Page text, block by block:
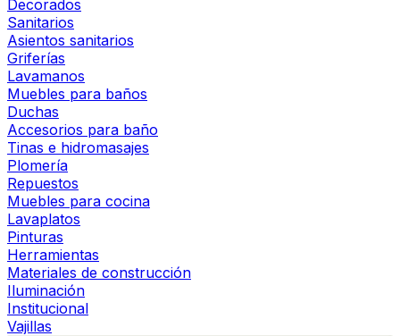
Decorados
Sanitarios
Asientos sanitarios
Griferías
Lavamanos
Muebles para baños
Duchas
Accesorios para baño
Tinas e hidromasajes
Plomería
Repuestos
Muebles para cocina
Lavaplatos
Pinturas
Herramientas
Materiales de construcción
Iluminación
Institucional
Vajillas